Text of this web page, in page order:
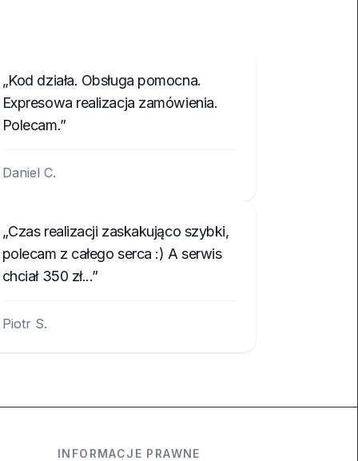
Kod działa. Obsługa pomocna.
Expresowa realizacja zamówienia.
Polecam.
Daniel C.
Czas realizacji zaskakująco szybki,
polecam z całego serca :) A serwis
chciał 350 zł...
Piotr S.
INFORMACJE PRAWNE